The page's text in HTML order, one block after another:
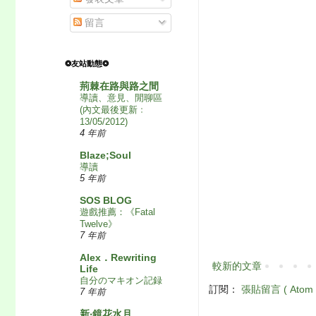
較新的文章
訂閱： 張貼留言 ( Atom
留言
❂友站動態❂
荊棘在路與路之間
導讀、意見、閒聊區
(內文最後更新﹕
13/05/2012)
4 年前
Blaze;Soul
導讀
5 年前
SOS BLOG
遊戲推薦：《Fatal
Twelve》
7 年前
Alex．Rewriting
Life
自分のマキオン記録
7 年前